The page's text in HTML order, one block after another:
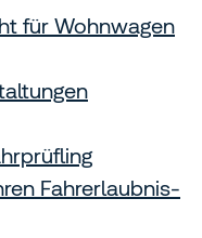
für Wohnwagen
Fahrerlaubnis­